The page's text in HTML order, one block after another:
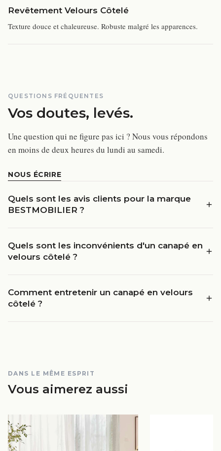
Revêtement Velours Côtelé
Texture douce et chaleureuse. Robuste malgré les apparences.
QUESTIONS FRÉQUENTES
Vos doutes, levés.
Une question qui ne figure pas ici ? Nous vous répondons
en moins de deux heures du lundi au samedi.
NOUS ÉCRIRE
Quels sont les avis clients pour la marque
BESTMOBILIER ?
Quels sont les inconvénients d'un canapé en
velours côtelé ?
Comment entretenir un canapé en velours
côtelé ?
DANS LE MÊME ESPRIT
Vous aimerez aussi